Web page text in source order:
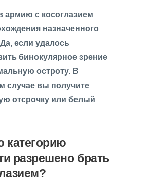
армию с косоглазием
назначенного
если удалось
бинокулярное зрение
остроту. В
случае вы получите
отсрочку или белый
категорию
разрешено брать